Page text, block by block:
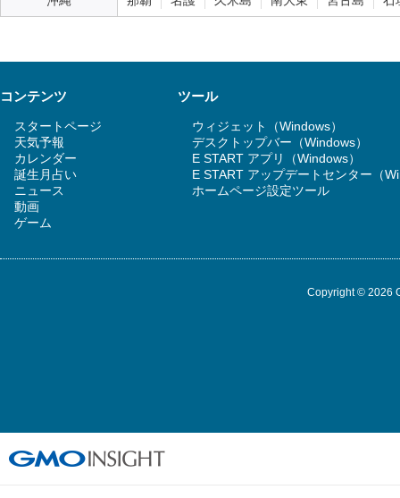
コンテンツ
スタートページ
天気予報
カレンダー
誕生月占い
ニュース
動画
ゲーム
ツール
ウィジェット（Windows）
デスクトップバー（Windows）
E START アプリ（Windows）
E START アップデートセンター（
ホームページ設定ツール
Copyright © 2026